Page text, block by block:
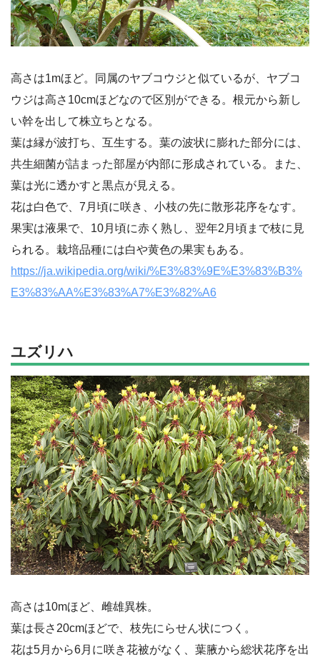
高さは1mほど。同属のヤブコウジと似ているが、ヤブコ
ウジは高さ10cmほどなので区別ができる。根元から新し
い幹を出して株立ちとなる。
葉は縁が波打ち、互生する。葉の波状に膨れた部分には、
共生細菌が詰まった部屋が内部に形成されている。また、
葉は光に透かすと黒点が見える。
花は白色で、7月頃に咲き、小枝の先に散形花序をなす。
果実は液果で、10月頃に赤く熟し、翌年2月頃まで枝に見
られる。栽培品種には白や黄色の果実もある。
https://ja.wikipedia.org/wiki/%E3%83%9E%E3%83%B3%
E3%83%AA%E3%83%A7%E3%82%A6
ユズリハ
高さは10mほど、雌雄異株。
葉は長さ20cmほどで、枝先にらせん状につく。
花は5月から6月に咲き花被がなく、葉腋から総状花序を出